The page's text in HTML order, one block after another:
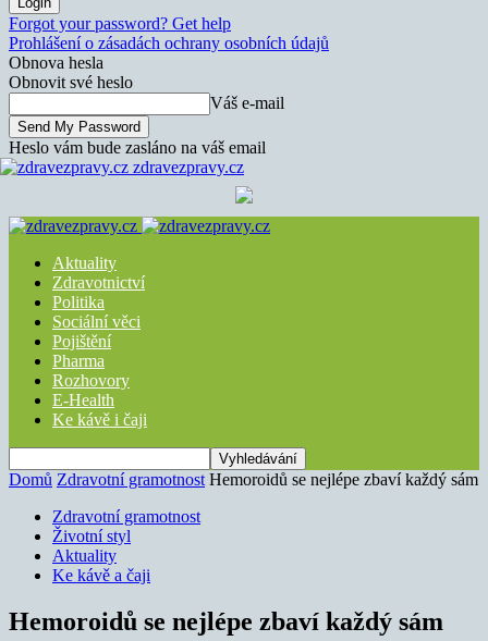
Forgot your password? Get help
Prohlášení o zásadách ochrany osobních údajů
Obnova hesla
Obnovit své heslo
Váš e-mail
Heslo vám bude zasláno na váš email
zdravezpravy.cz
Aktuality
Zdravotnictví
Politika
Sociální věci
Pojištění
Pharma
Rozhovory
E-Health
Ke kávě i čaji
Domů Zdravotní gramotnost Hemoroidů se nejlépe zbaví každý sám
Zdravotní gramotnost
Životní styl
Aktuality
Ke kávě a čaji
Hemoroidů se nejlépe zbaví každý sám